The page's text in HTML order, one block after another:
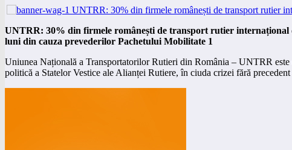
UNTRR: 30% din firmele românești de transport rutier internațional
luni din cauza prevederilor Pachetului Mobilitate 1
Uniunea Națională a Transportatorilor Rutieri din România – UNTRR este
politică a Statelor Vestice ale Alianței Rutiere, în ciuda crizei fără